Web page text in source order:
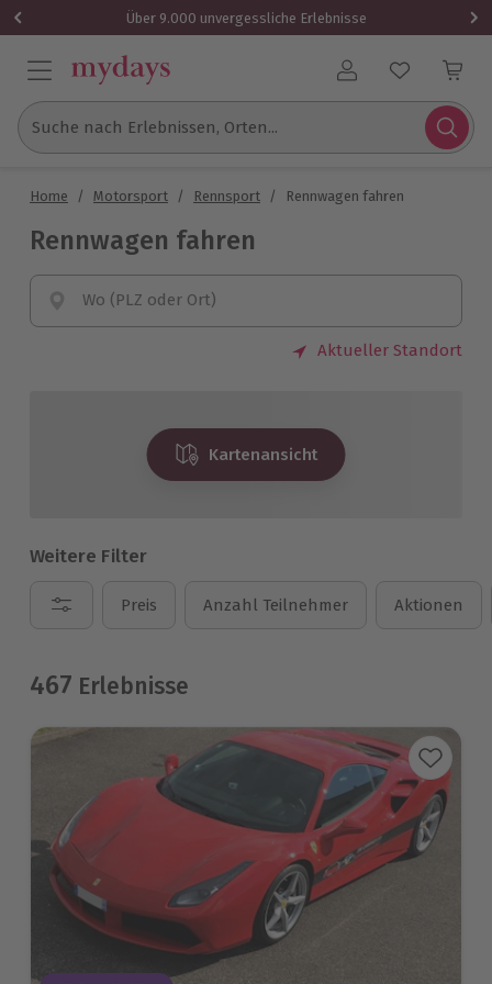
Über 9.000 unvergessliche Erlebnisse
Benutzerkonto
Suche nach Erlebnissen, Orten...
Home / Motorsport / Rennsport / Rennwagen fahren
Rennwagen fahren
Wo (PLZ oder Ort)
Aktueller Standort
Kartenansicht
Weitere Filter
Preis Anzahl Teilnehmer Aktionen
467 Erlebnisse